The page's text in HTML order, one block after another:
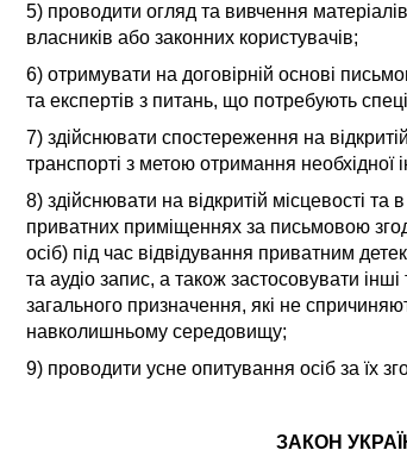
5) проводити огляд та вивчення
власників або законних користувачів;
6) отримувати на договірній основі
та експертів з питань, що потребують
7) здійснювати спостереження на
транспорті з метою отримання необхідної
8) здійснювати на відкритій місцевості
приватних приміщеннях за письмовою
осіб) під час відвідування приватним
та аудіо запис, а також застосовувати інші
загального призначення, які не
навколишньому середовищу;
9) проводити усне опитування осіб за їх
ЗАКОН